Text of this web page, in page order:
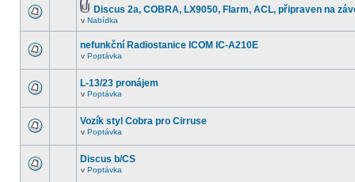
Discus 2a, COBRA, LX9050, Flarm, ACL, připraven na
v Nabídka
nefunkční Radiostanice ICOM IC-A210E
v Poptávka
L-13/23 pronájem
v Poptávka
Vozík styl Cobra pro Cirruse
v Poptávka
Discus b/CS
v Poptávka